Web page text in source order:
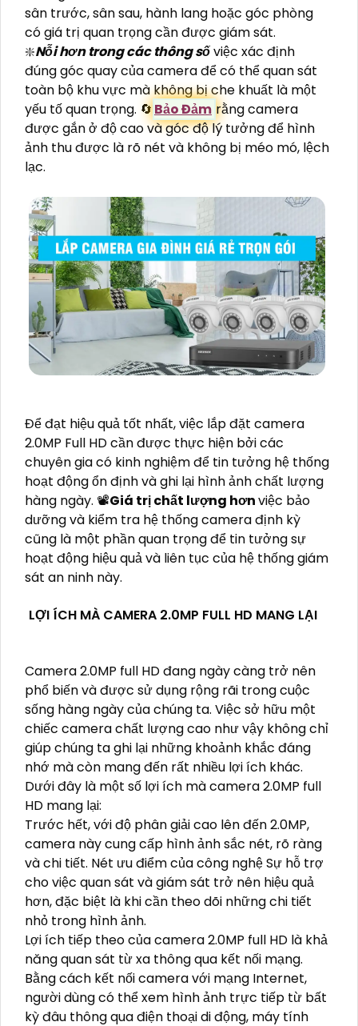
sân trước, sân sau, hành lang hoặc góc phòng
có giá trị quan trọng cần được giám sát.
❇️Nỗi hơn trong các thông sốviệc xác định
đúng góc quay của camera để có thể quan sát
toàn bộ khu vực mà không bị che khuất là một
yếu tố quan trọng. 🔄 Bảo Đảm rằng camera
được gắn ở độ cao và góc độ lý tưởng để hình
ảnh thu được là rõ nét và không bị méo mó, lệch
lạc.
Để đạt hiệu quả tốt nhất, việc lắp đặt camera
2.0MP Full HD cần được thực hiện bởi các
chuyên gia có kinh nghiệm để tin tưởng hệ thống
hoạt động ổn định và ghi lại hình ảnh chất lượng
hàng ngày. 📽Giá trị chất lượng hơnviệc bảo
dưỡng và kiểm tra hệ thống camera định kỳ
cũng là một phần quan trọng để tin tưởng sự
hoạt động hiệu quả và liên tục của hệ thống giám
sát an ninh này.
LỢI ÍCH MÀ CAMERA 2.0MP FULL HD MANG LẠI
Camera 2.0MP full HD đang ngày càng trở nên
phổ biến và được sử dụng rộng rãi trong cuộc
sống hàng ngày của chúng ta. Việc sở hữu một
chiếc camera chất lượng cao như vậy không chỉ
giúp chúng ta ghi lại những khoảnh khắc đáng
nhớ mà còn mang đến rất nhiều lợi ích khác.
Dưới đây là một số lợi ích mà camera 2.0MP full
HD mang lại:
Trước hết, với độ phân giải cao lên đến 2.0MP,
camera này cung cấp hình ảnh sắc nét, rõ ràng
và chi tiết. Nét ưu điểm của công nghệ Sự hỗ trợ
cho việc quan sát và giám sát trở nên hiệu quả
hơn, đặc biệt là khi cần theo dõi những chi tiết
nhỏ trong hình ảnh.
Lợi ích tiếp theo của camera 2.0MP full HD là khả
năng quan sát từ xa thông qua kết nối mạng.
Bằng cách kết nối camera với mạng Internet,
người dùng có thể xem hình ảnh trực tiếp từ bất
kỳ đâu thông qua điện thoại di động, máy tính